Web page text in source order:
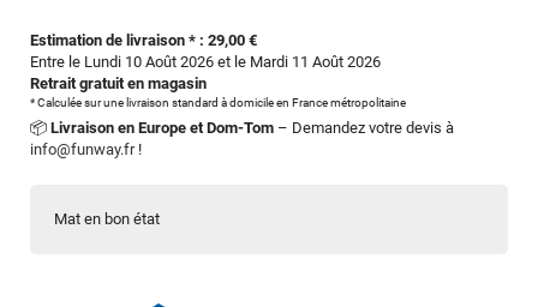
Mat en bon état
Estimation de livraison * : 29,00 €
Entre le Lundi 10 Août 2026 et le Mardi 11 Août 2026
Retrait gratuit en magasin
* Calculée sur une livraison standard à domicile en France métropolitaine
📦 Livraison en Europe et Dom-Tom – Demandez votre devis à
info@funway.fr!